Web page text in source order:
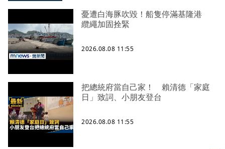
憂遭白海豚吹毀！船隻停滿基隆港
纜繩加固拴緊
2026.08.08 11:55
把總統府當自己家！ 賴清德「家庭
日」致詞、小朋友登台
2026.08.08 11:55